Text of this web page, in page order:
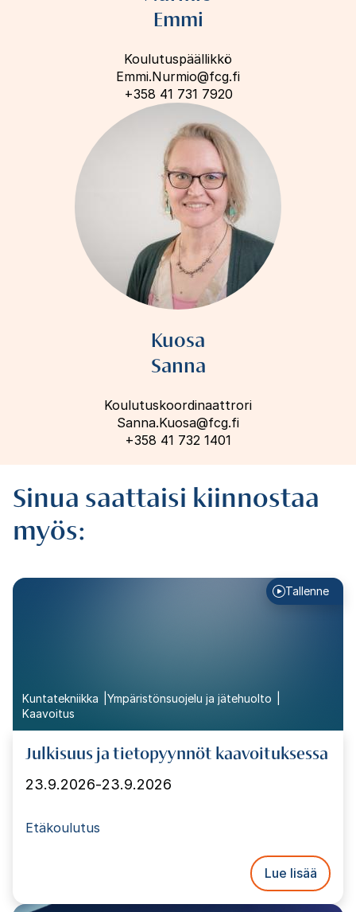
Emmi
Koulutuspäällikkö
Emmi.Nurmio@fcg.fi
+358 41 731 7920
Kuosa
Sanna
Koulutuskoordinaattrori
Sanna.Kuosa@fcg.fi
+358 41 732 1401
Sinua saattaisi kiinnostaa
myös:
Tallenne
Kuntatekniikka
Ympäristönsuojelu ja jätehuolto
Kaavoitus
Julkisuus ja tietopyynnöt kaavoituksessa
23.9.2026-23.9.2026
Etäkoulutus
Lue lisää